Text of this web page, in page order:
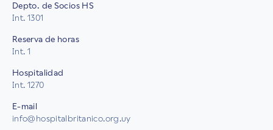
Depto. de Socios HS
Int. 1301
Reserva de horas
Int. 1
Hospitalidad
Int. 1270
E-mail
info@hospitalbritanico.org.uy